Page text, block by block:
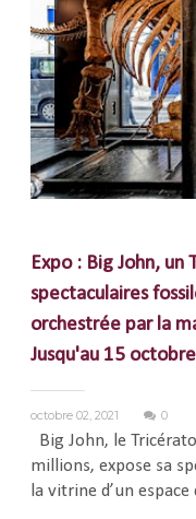
Expo : Big John, un
spectaculaires
orchestrée par la
Jusqu'au 15
octobre 02, 2021 0
Big John, le
millions, expose sa
la vitrine d’un espace